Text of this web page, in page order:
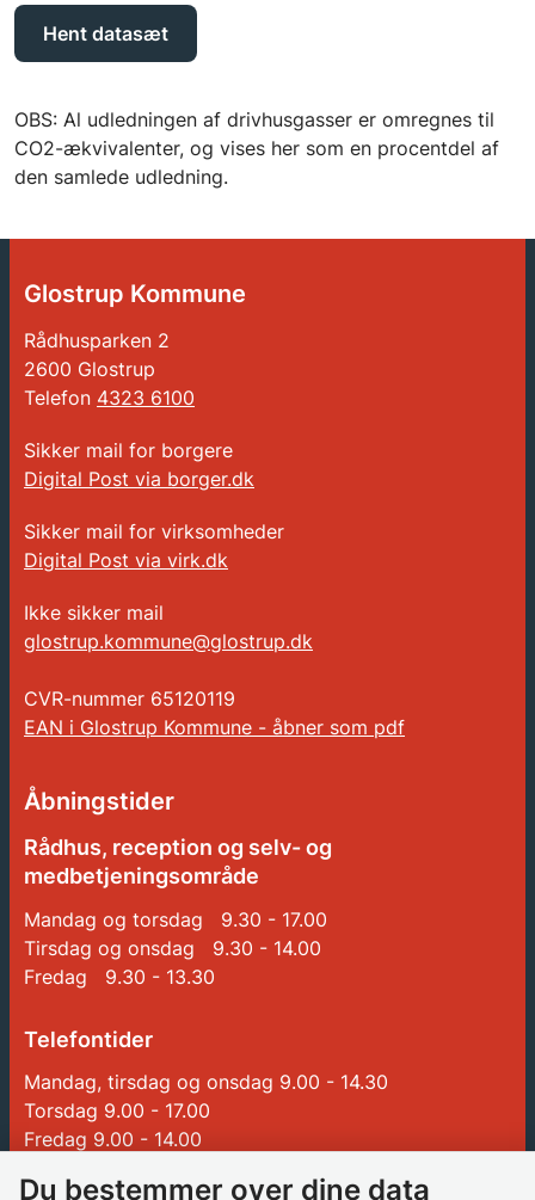
Hent datasæt
OBS: Al udledningen af drivhusgasser er omregnes til
CO2-ækvivalenter, og vises her som en procentdel af
den samlede udledning.
Glostrup Kommune
Rådhusparken 2
2600 Glostrup
Telefon 4323 6100
Sikker mail for borgere
Digital Post via borger.dk
Sikker mail for virksomheder
Digital Post via virk.dk
Ikke sikker mail
glostrup.kommune@glostrup.dk
CVR-nummer 65120119
EAN i Glostrup Kommune - åbner som pdf
Åbningstider
Rådhus, reception og selv- og
medbetjeningsområde
Mandag og torsdag 9.30 - 17.00
Tirsdag og onsdag 9.30 - 14.00
Fredag 9.30 - 13.30
Telefontider
Mandag, tirsdag og onsdag 9.00 - 14.30
Torsdag 9.00 - 17.00
Fredag 9.00 - 14.00
Du bestemmer over dine data